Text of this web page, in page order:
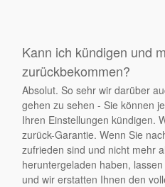
Kann ich kündigen und
zurückbekommen?
Absolut. So sehr wir darüber
gehen zu sehen - Sie können
Ihren Einstellungen kündigen.
zurück-Garantie. Wenn Sie
zufrieden sind und nicht mehr
heruntergeladen haben,
und wir erstatten Ihnen den